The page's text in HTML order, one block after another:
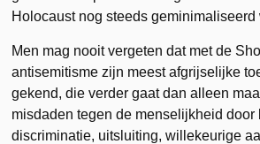
Holocaust nog steeds geminimaliseerd
Men mag nooit vergeten dat met de
antisemitisme zijn meest afgrijselijke
gekend, die verder gaat dan alleen
misdaden tegen de menselijkheid door
discriminatie, uitsluiting, willekeurige